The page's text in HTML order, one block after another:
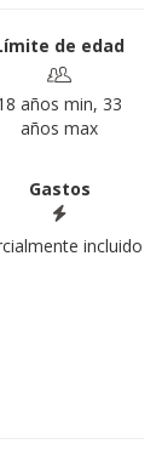
de edad
años min, 33
años max
Gastos
incluido